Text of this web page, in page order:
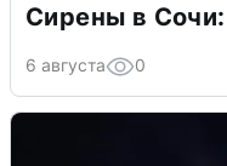
Сирены в
6 августа 0